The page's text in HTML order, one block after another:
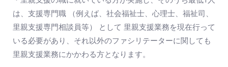
は、支援専門職 （例えば、社会福祉士、心理士、福祉司、
里親支援専門相談員等） として 里親支援業務を現在行って
いる必要があり、それ以外のファシリテーターに関しても
里親支援業務にかかわる方となります。